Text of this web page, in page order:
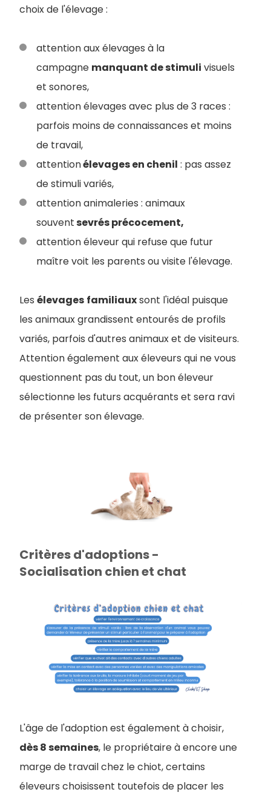
choix de l'élevage :
attention aux élevages à la
campagne manquant de stimuli visuels
et sonores,
attention élevages avec plus de 3 races :
parfois moins de connaissances et moins
de travail,
attentionélevages en chenil : pas assez
de stimuli variés,
attention animaleries : animaux
souventsevrés précocement,
attention éleveur qui refuse que futur
maître voit les parents ou visite l'élevage.
Les élevages familiauxsont l'idéal puisque
les animaux grandissent entourés de profils
variés, parfois d'autres animaux et de visiteurs.
Attention également aux éleveurs qui ne vous
questionnent pas du tout, un bon éleveur
sélectionne les futurs acquérants et sera ravi
de présenter son élevage.
Critères d'adoptions -
Socialisation chien et chat
L'âge de l'adoption est également à choisir,
dès 8 semaines, le propriétaire à encore une
marge de travail chez le chiot, certains
éleveurs choisissent toutefois de placer les